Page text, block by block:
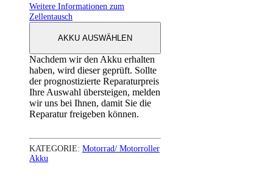
Weitere Informationen zum
Zellentausch
AKKU AUSWÄHLEN
Nachdem wir den Akku erhalten
haben, wird dieser geprüft. Sollte
der prognostizierte Reparaturpreis
Ihre Auswahl übersteigen, melden
wir uns bei Ihnen, damit Sie die
Reparatur freigeben können.
KATEGORIE: Motorrad/ Motorroller
Akku